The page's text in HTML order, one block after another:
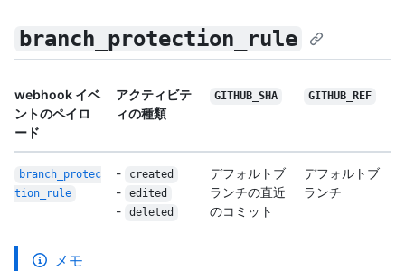
branch_protection_rule
webhook イベ
ントのペイロ
ード
アクティビテ
ィの種類
GITHUB_SHA GITHUB_REF
branch_protec
tion_
rule
- created
- edited
- deleted
デフォルトブ
ランチの直近
のコミット
デフォルトブ
ランチ
メモ